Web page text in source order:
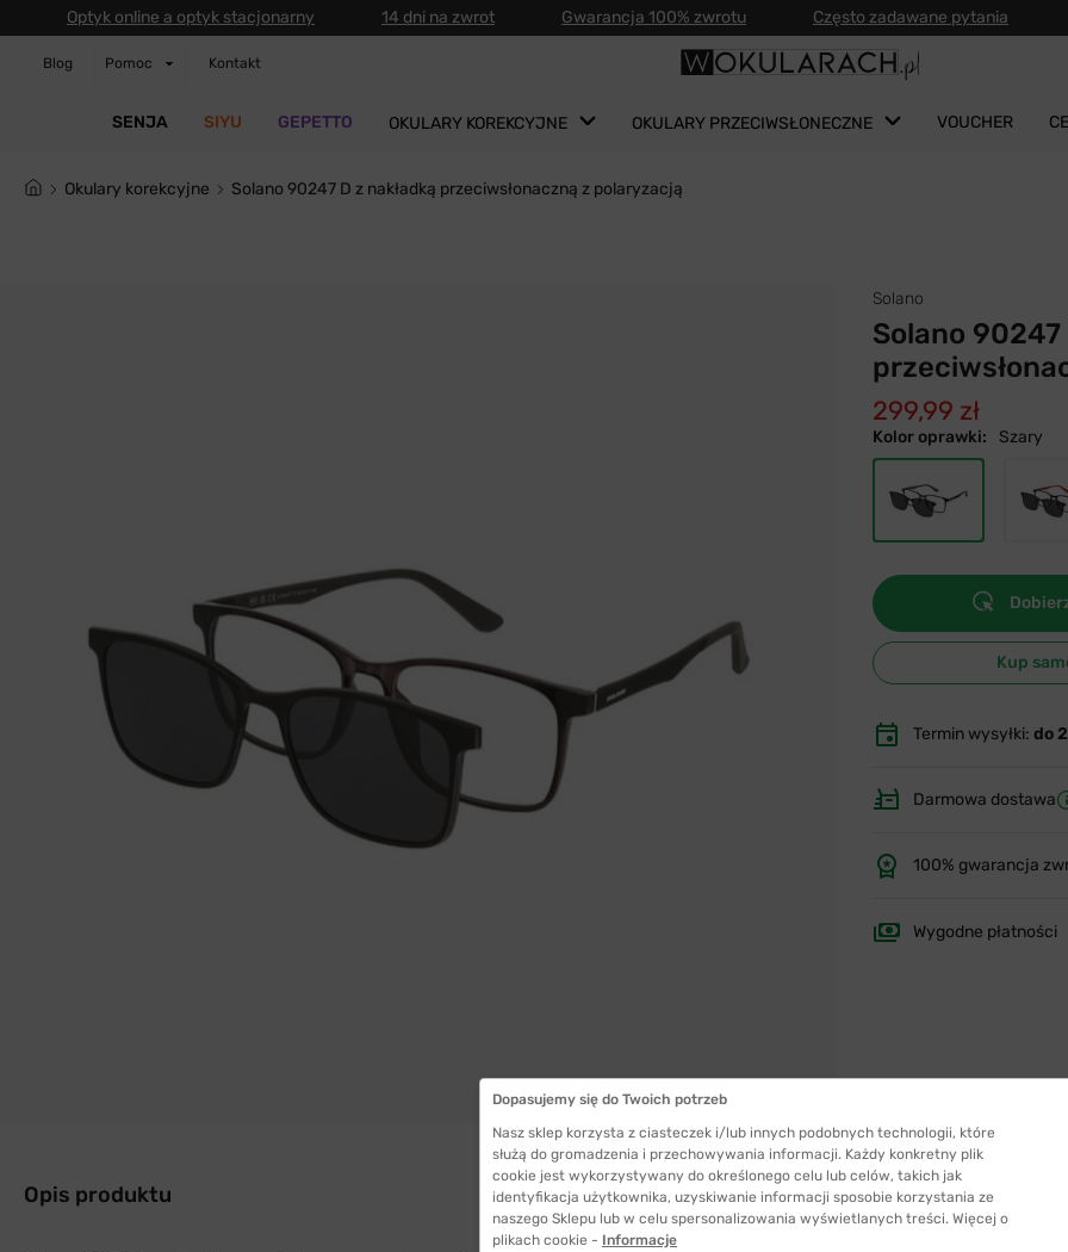
Optyk online a optyk stacjonarny 14 dni na zwrot Gwarancja 100% zwrotu Często zadawane pytania
Blog Pomoc Kontakt
SENJA SIYU GEPETTO OKULARY KOREKCYJNE OKULARY PRZECIWSŁONECZNE VOUCHER
Okulary korekcyjne Solano 90247 D z nakładką przeciwsłonaczną z polaryzacją
Solano
Solano 90247
299,99 zł
Kolor oprawki: Szary
Kup
Termin wysyłki: do
Darmowa dostawa
100% gwarancja
Wygodne płatności
Opis produktu
Dopasujemy się do Twoich potrzeb
Nasz sklep korzysta z ciasteczek i/lub innych podobnych technologii, które
służą do gromadzenia i przechowywania informacji. Każdy konkretny plik
cookie jest wykorzystywany do określonego celu lub celów, takich jak
identyfikacja użytkownika, uzyskiwanie informacji sposobie korzystania ze
naszego Sklepu lub w celu spersonalizowania wyświetlanych treści. Więcej o
plikach cookie - Informacje